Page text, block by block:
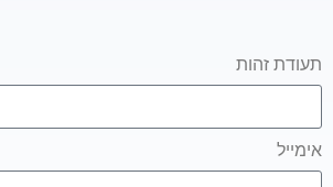
תעודת זהות
אימייל